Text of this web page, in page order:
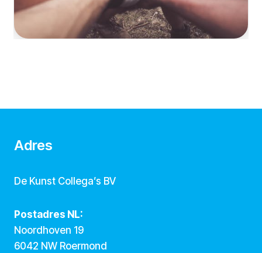
Adres
De Kunst Collega’s BV
Postadres NL:
Noordhoven 19
6042 NW Roermond